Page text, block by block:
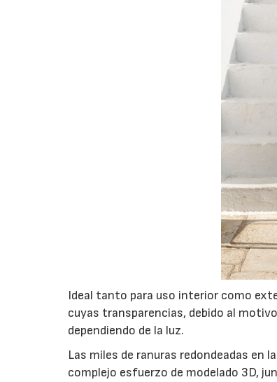
Ideal tanto para uso interior como
cuyas transparencias, debido al
dependiendo de la luz.
Las miles de ranuras redondeadas en
complejo esfuerzo de modelado 3D,